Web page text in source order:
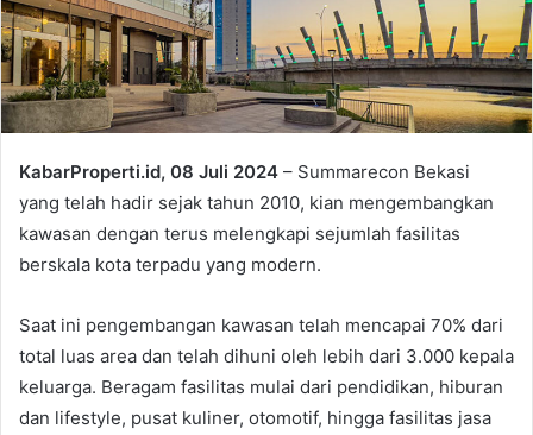
KabarProperti.id, 08 Juli 2024 – Summarecon Bekasi
yang telah hadir sejak tahun 2010, kian mengembangkan
kawasan dengan terus melengkapi sejumlah fasilitas
berskala kota terpadu yang modern.
Saat ini pengembangan kawasan telah mencapai 70% dari
total luas area dan telah dihuni oleh lebih dari 3.000 kepala
keluarga. Beragam fasilitas mulai dari pendidikan, hiburan
dan lifestyle, pusat kuliner, otomotif, hingga fasilitas jasa